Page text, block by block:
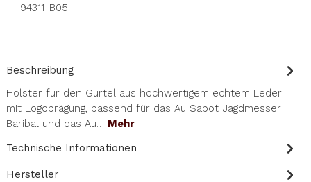
94311-B05
Beschreibung
Holster für den Gürtel aus hochwertigem echtem Leder
mit Logoprägung, passend für das Au Sabot Jagdmesser
Baribal und das Au… Mehr
Technische Informationen
Hersteller